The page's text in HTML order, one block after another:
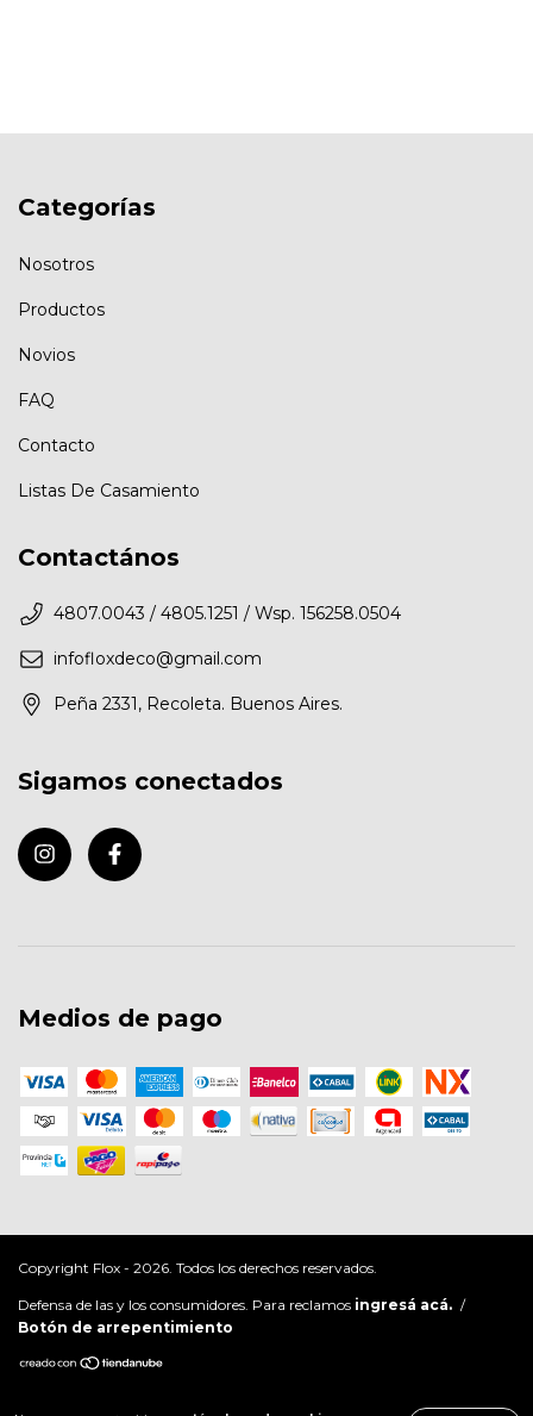
Categorías
Nosotros
Productos
Novios
FAQ
Contacto
Listas De Casamiento
Contactános
4807.0043 / 4805.1251 / Wsp. 156258.0504
infofloxdeco@gmail.com
Peña 2331, Recoleta. Buenos Aires.
Sigamos conectados
Medios de pago
Copyright Flox - 2026. Todos los derechos reservados.
Defensa de las y los consumidores. Para reclamos ingresá acá. /
Botón de arrepentimiento